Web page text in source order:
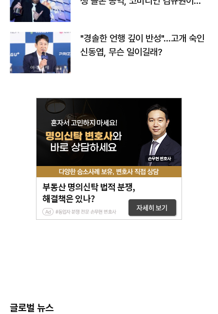
"경솔한 언행 깊이 반성"…고개 숙인
신동엽, 무슨 일이길래?
글로벌 뉴스